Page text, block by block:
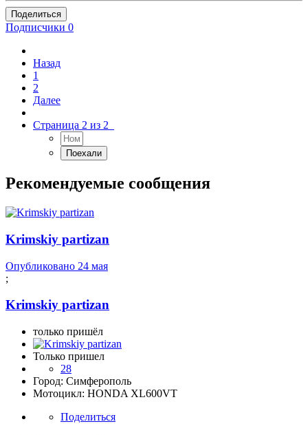
Поделиться
Подписчики 0
Назад
1
2
Далее
Страница 2 из 2
Рекомендуемые сообщения
Krimskiy partizan
Опубликовано 24 мая
;
Krimskiy partizan
только пришёл
Только пришел
28
Город: Симферополь
Мотоцикл: HONDA XL600VT
Поделиться